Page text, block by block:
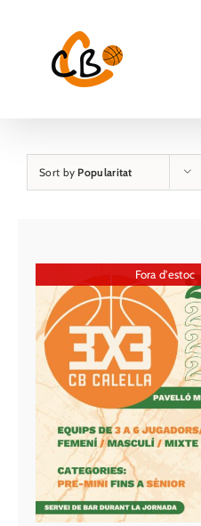
Sort by Popularitat
Fora d'estoc